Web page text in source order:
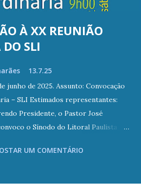
À XX REUNIÃO
SLI
13.7.25
junho de 2025. Assunto: Convocação
– SLI Estimados representantes:
Presidente, o Pastor José
o Sínodo do Litoral Paulista
Presbiteriana de Ocian , sito à
– Bairro Ocian – Praia Grande/SP,
recepcionados a partir das 8h00 com
UM COMENTÁRIO